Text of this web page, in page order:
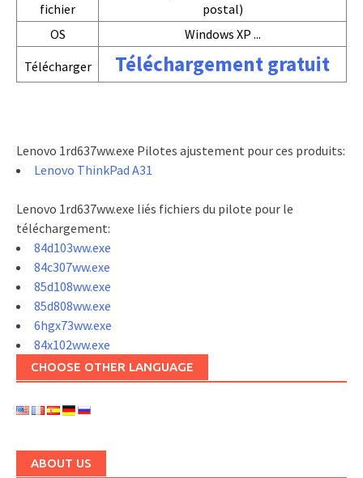
fichier
postal)
OS
Windows XP ...
Télécharger
Téléchargement gratuit
Lenovo 1rd637ww.exe Pilotes ajustement pour ces produits:
Lenovo ThinkPad A31
Lenovo 1rd637ww.exe liés fichiers du pilote pour le
téléchargement:
84d103ww.exe
84c307ww.exe
85d108ww.exe
85d808ww.exe
6hgx73ww.exe
84x102ww.exe
CHOOSE OTHER LANGUAGE
ABOUT US